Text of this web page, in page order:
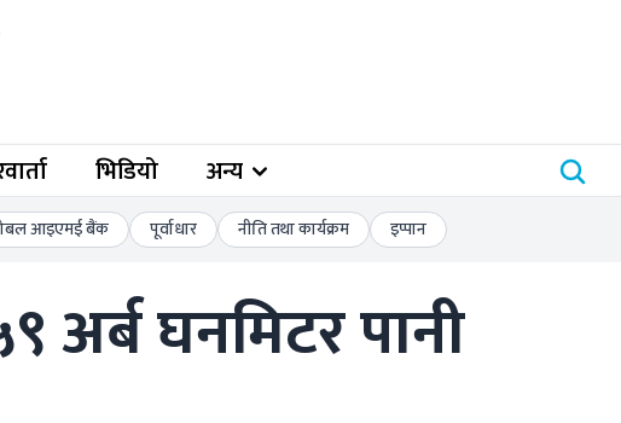
भिडियो अन्य
आइएमई बैंक पूर्वाधार नीति तथा कार्यक्रम इप्पान
अर्ब घनमिटर पानी